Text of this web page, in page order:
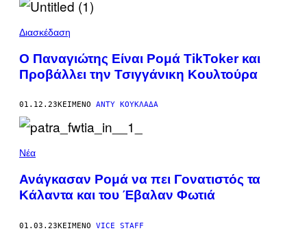
Διασκέδαση
Ο Παναγιώτης Είναι Ρομά TikToker και
Προβάλλει την Τσιγγάνικη Κουλτούρα
01.12.23ΚΕΊΜΕΝΟ ΆΝΤΥ ΚΟΥΚΛΆΔΑ
Νέα
Ανάγκασαν Ρομά να πει Γονατιστός τα
Κάλαντα και του Έβαλαν Φωτιά
01.03.23ΚΕΊΜΕΝΟ VICE STAFF